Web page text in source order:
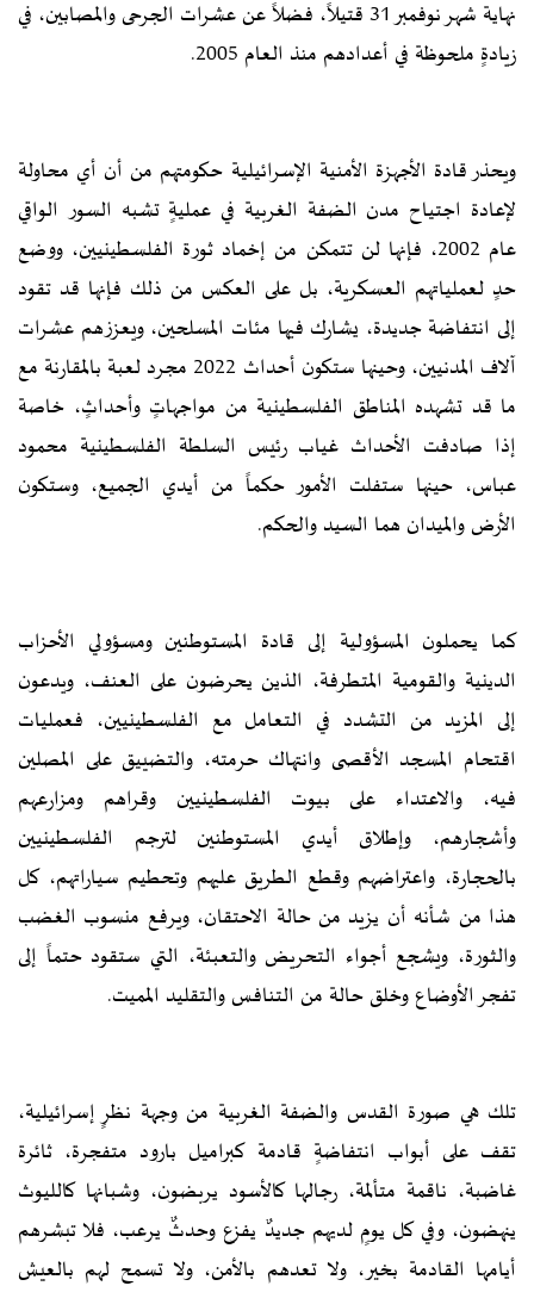
نهاية شهر نوفمبر 31 قتيلاً، فضلاً عن عشرات الجرحى والمصابين، في
زيادةٍ ملحوظة في أعدادهم منذ العام 2005.
ويحذر قادة الأجهزة الأمنية الإسرائيلية حكومتهم من أن أي محاولة
لإعادة اجتياح مدن الضفة الغربية في عمليةٍ تشبه السور الواقي
عام 2002، فإنها لن تتمكن من إخماد ثورة الفلسطينيين، ووضع
حدٍ لعملياتهم العسكرية، بل على العكس من ذلك فإنها قد تقود
إلى انتفاضة جديدة، يشارك فيها مئات المسلحين، ويعززهم عشرات
آلاف المدنيين، وحينها ستكون أحداث 2022 مجرد لعبة بالمقارنة مع
ما قد تشهده المناطق الفلسطينية من مواجهاتٍ وأحداثٍ، خاصة
إذا صادفت الأحداث غياب رئيس السلطة الفلسطينية محمود
عباس، حينها ستفلت الأمور حكماً من أيدي الجميع، وستكون
الأرض والميدان هما السيد والحكم.
كما يحملون المسؤولية إلى قادة المستوطنين ومسؤولي الأحزاب
الدينية والقومية المتطرفة، الذين يحرضون على العنف، ويدعون
إلى المزيد من التشدد في التعامل مع الفلسطينيين، فعمليات
اقتحام المسجد الأقصى وانتهاك حرمته، والتضييق على المصلين
فيه، والاعتداء على بيوت الفلسطينيين وقراهم ومزارعهم
وأشجارهم، وإطلاق أيدي المستوطنين لترجم الفلسطينيين
بالحجارة، واعتراضهم وقطع الطريق عليهم وتحطيم سياراتهم، كل
هذا من شأنه أن يزيد من حالة الاحتقان، ويرفع منسوب الغضب
والثورة، ويشجع أجواء التحريض والتعبئة، التي ستقود حتماً إلى
تفجر الأوضاع وخلق حالة من التنافس والتقليد المميت.
تلك هي صورة القدس والضفة الغربية من وجهة نظرٍ إسرائيلية،
تقف على أبواب انتفاضةٍ قادمة كبراميل بارود متفجرة، ثائرة
غاضبة، ناقمة متألمة، رجالها كالأسود يربضون، وشبانها كالليوث
ينهضون، وفي كل يومٍ لديهم جديدٌ يفزع وحدثٌ يرعب، فلا تبشرهم
أيامها القادمة بخير، ولا تعدهم بالأمن، ولا تسمح لهم بالعيش